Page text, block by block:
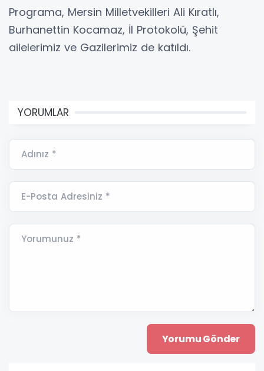
Programa, Mersin Milletvekilleri Ali Kıratlı,
Burhanettin Kocamaz, İl Protokolü, Şehit
ailelerimiz ve Gazilerimiz de katıldı.
YORUMLAR
Adınız *
E-Posta Adresiniz *
Yorumunuz *